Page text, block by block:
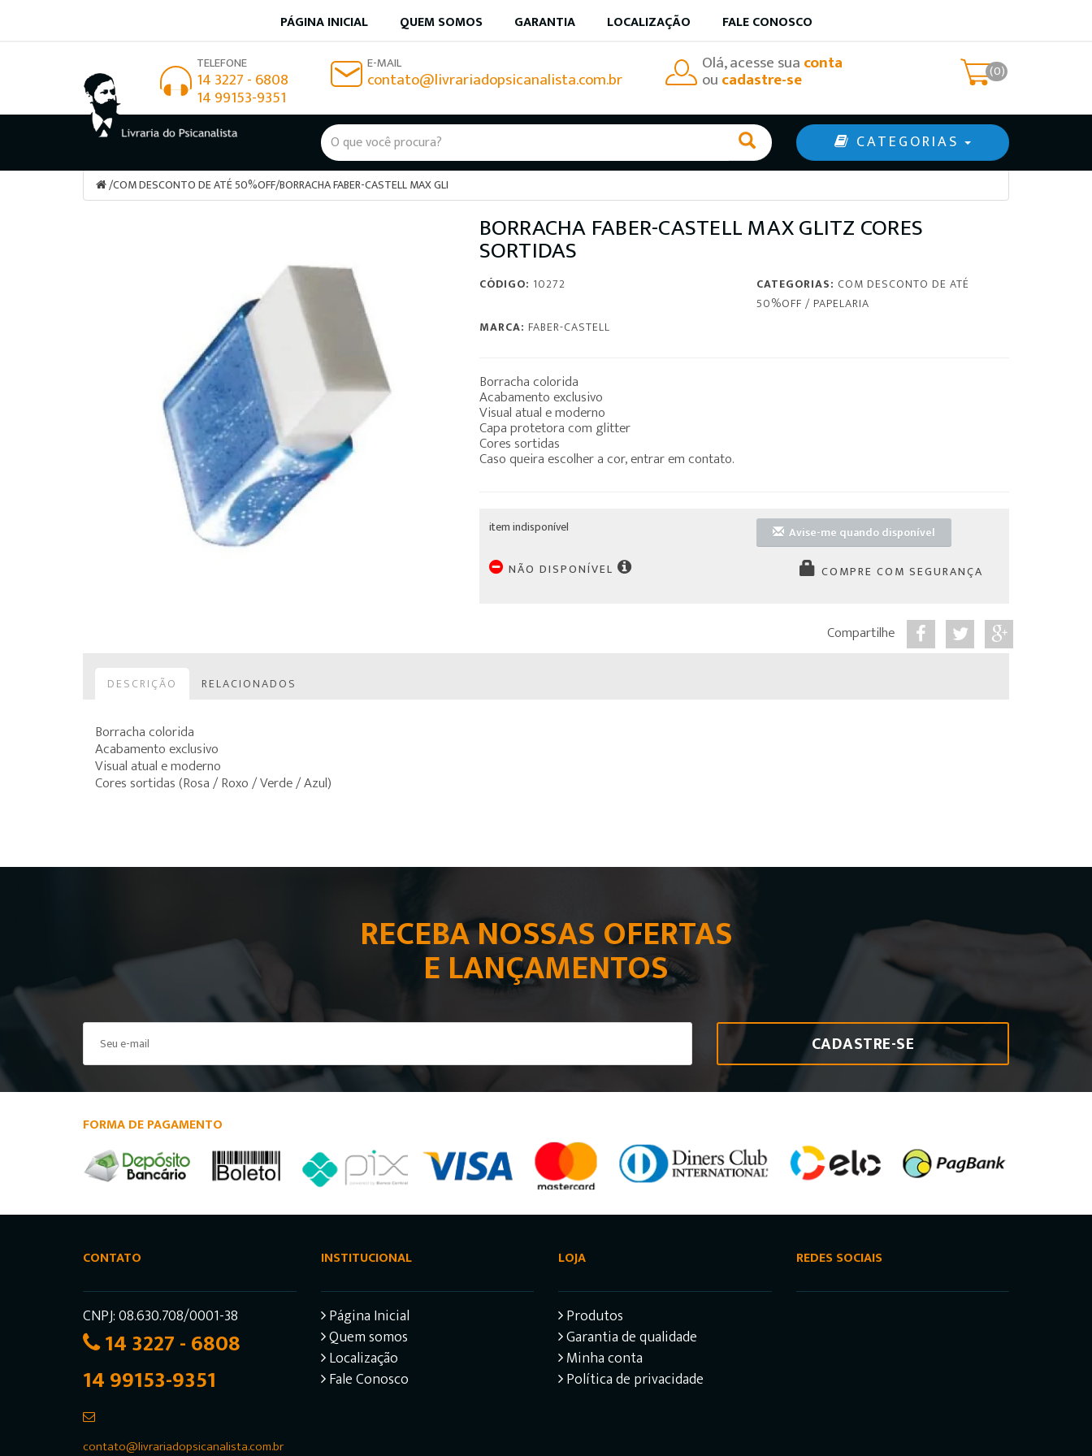
PÁGINA INICIAL QUEM SOMOS GARANTIA LOCALIZAÇÃO FALE CONOSCO
TELEFONE
14 3227 - 6808
14 99153-9351
E-MAIL
contato@livrariadopsicanalista.com.br
Olá, acesse suaconta
oucadastre-se (0)
CATEGORIAS
/COM DESCONTO DE ATÉ 50%OFF/BORRACHA FABER-CASTELL MAX GLI
BORRACHA FABER-CASTELL MAX GLITZ CORES
SORTIDAS
CÓDIGO: 10272 CATEGORIAS: COM DESCONTO DE ATÉ
50%OFF / PAPELARIA
MARCA: FABER-CASTELL
Borracha colorida
Acabamento exclusivo
Visual atual e moderno
Capa protetora com glitter
Cores sortidas
Caso queira escolher a cor, entrar em contato.
item indisponível
Avise-me quando disponível
NÃO DISPONÍVEL
COMPRE COM SEGURANÇA
Compartilhe
DESCRIÇÃO RELACIONADOS
Borracha colorida
Acabamento exclusivo
Visual atual e moderno
Cores sortidas (Rosa / Roxo / Verde / Azul)
RECEBA NOSSAS OFERTAS
E LANÇAMENTOS
CADASTRE-SE
FORMA DE PAGAMENTO
CONTATO
CNPJ: 08.630.708/0001-38
14 3227 - 6808
14 99153-9351
contato@livrariadopsicanalista.com.br
INSTITUCIONAL
Página Inicial
Quem somos
Localização
Fale Conosco
LOJA
Produtos
Garantia de qualidade
Minha conta
Política de privacidade
REDES SOCIAIS